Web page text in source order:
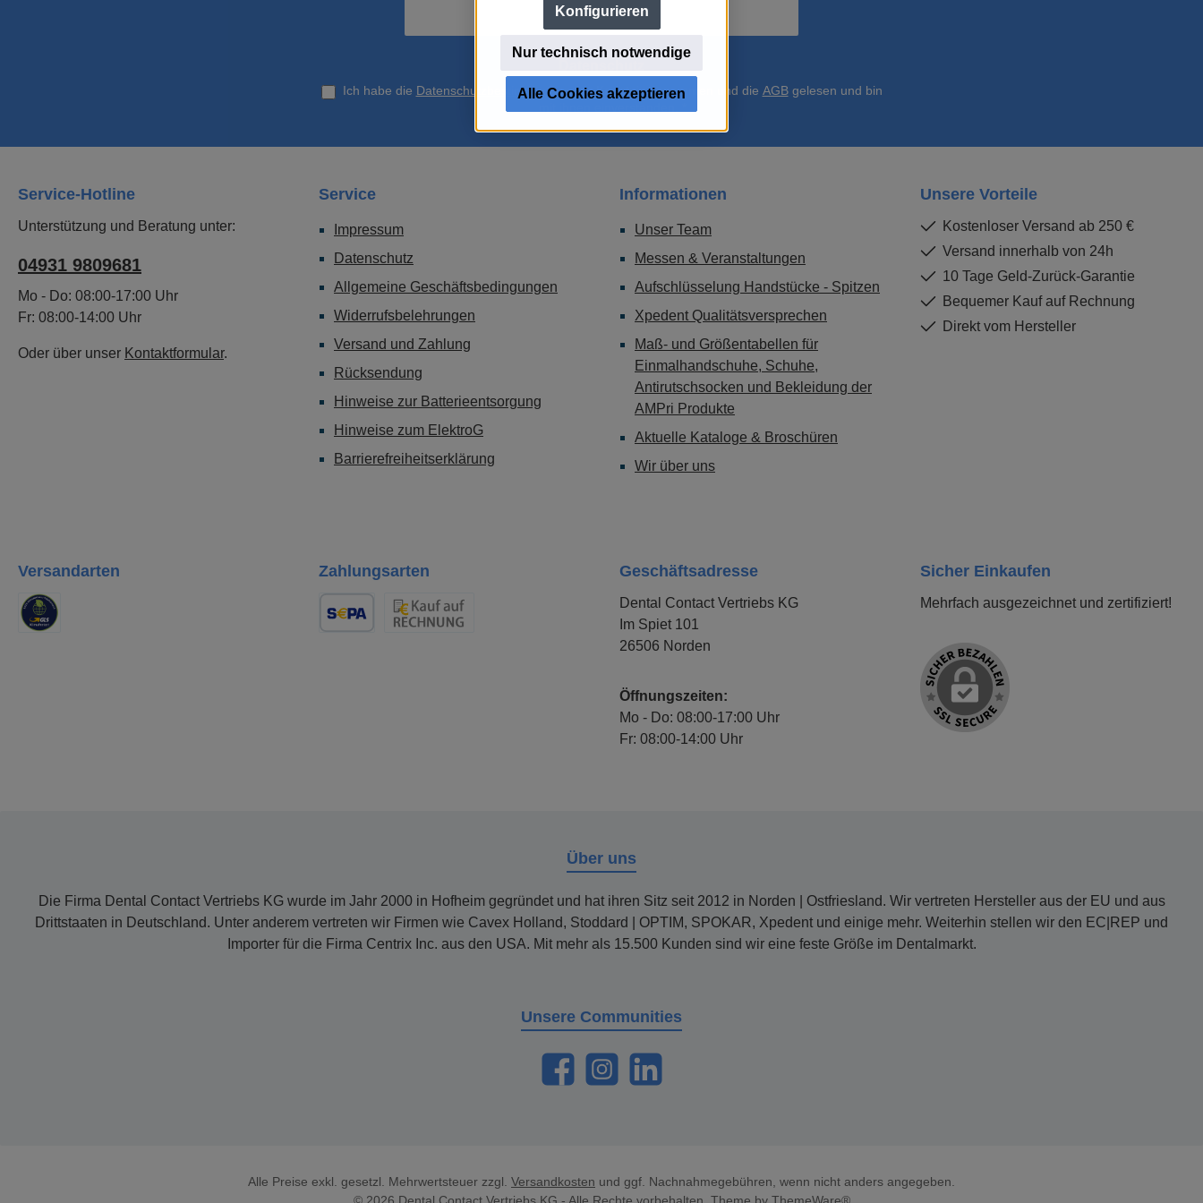
Ich habe die Datenschutzbestimmungenzur Kenntnis genommen und die AGBgelesen und bin
Service-Hotline
Unterstützung und Beratung unter:
04931 9809681
Mo - Do: 08:00-17:00 Uhr
Fr: 08:00-14:00 Uhr
Oder über unser Kontaktformular.
Service
Impressum
Datenschutz
Allgemeine Geschäftsbedingungen
Widerrufsbelehrungen
Versand und Zahlung
Rücksendung
Hinweise zur Batterieentsorgung
Hinweise zum ElektroG
Barrierefreiheitserklärung
Informationen
Unser Team
Messen & Veranstaltungen
Aufschlüsselung Handstücke - Spitzen
Xpedent Qualitätsversprechen
Maß- und Größentabellen für
Einmalhandschuhe, Schuhe,
Antirutschsocken und Bekleidung der
AMPri Produkte
Aktuelle Kataloge & Broschüren
Wir über uns
Unsere Vorteile
Kostenloser Versand ab 250 €
Versand innerhalb von 24h
10 Tage Geld-Zurück-Garantie
Bequemer Kauf auf Rechnung
Direkt vom Hersteller
Versandarten Zahlungsarten Geschäftsadresse
Dental Contact Vertriebs KG
Im Spiet 101
26506 Norden
Öffnungszeiten:
Mo - Do: 08:00-17:00 Uhr
Fr: 08:00-14:00 Uhr
Sicher Einkaufen
Mehrfach ausgezeichnet und zertifiziert!
Über uns
Die Firma Dental Contact Vertriebs KG wurde im Jahr 2000 in Hofheim gegründet und hat ihren Sitz seit 2012 in Norden | Ostfriesland. Wir vertreten Hersteller aus der EU und aus
Drittstaaten in Deutschland. Unter anderem vertreten wir Firmen wie Cavex Holland, Stoddard | OPTIM, SPOKAR, Xpedent und einige mehr. Weiterhin stellen wir den EC|REP und
Importer für die Firma Centrix Inc. aus den USA. Mit mehr als 15.500 Kunden sind wir eine feste Größe im Dentalmarkt.
Unsere Communities
https://www.facebook.com/dentalcontact
InstagramLinkedIn
Alle Preise exkl. gesetzl. Mehrwertsteuer zzgl. Versandkosten und ggf. Nachnahmegebühren, wenn nicht anders angegeben.
Nur technisch notwendige
Konfigurieren
Alle Cookies akzeptieren